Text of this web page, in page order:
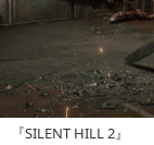
『SILENT HILL 2』